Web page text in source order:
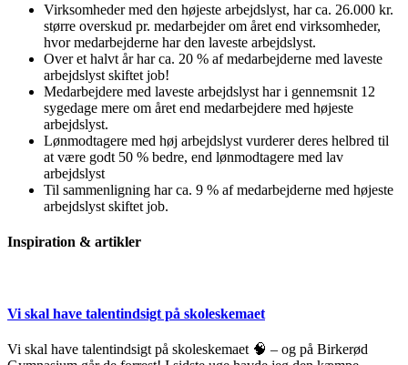
Virksomheder med den højeste arbejdslyst, har ca. 26.000 kr.
større overskud pr. medarbejder om året end virksomheder,
hvor medarbejderne har den laveste arbejdslyst.
Over et halvt år har ca. 20 % af medarbejderne med laveste
arbejdslyst skiftet job!
Medarbejdere med laveste arbejdslyst har i gennemsnit 12
sygedage mere om året end medarbejdere med højeste
arbejdslyst.
Lønmodtagere med høj arbejdslyst vurderer deres helbred til
at være godt 50 % bedre, end lønmodtagere med lav
arbejdslyst
Til sammenligning har ca. 9 % af medarbejderne med højeste
arbejdslyst skiftet job.
Inspiration & artikler
Vi skal have talentindsigt på skoleskemaet
Vi skal have talentindsigt på skoleskemaet 🧠 – og på Birkerød